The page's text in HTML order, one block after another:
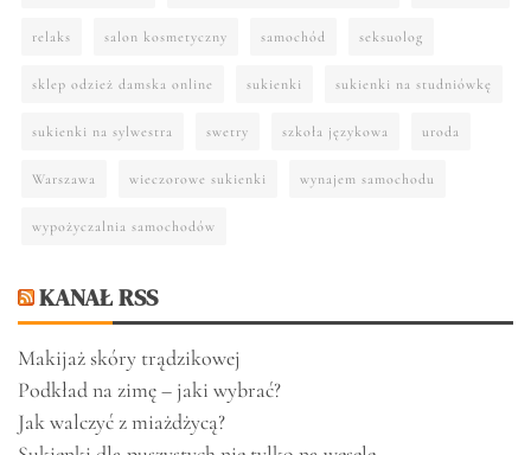
relaks salon kosmetyczny samochód seksuolog
sklep odzież damska online sukienki sukienki na studniówkę
sukienki na sylwestra swetry szkoła językowa uroda
Warszawa wieczorowe sukienki wynajem samochodu
wypożyczalnia samochodów
KANAŁ RSS
Makijaż skóry trądzikowej
Podkład na zimę – jaki wybrać?
Jak walczyć z miażdżycą?